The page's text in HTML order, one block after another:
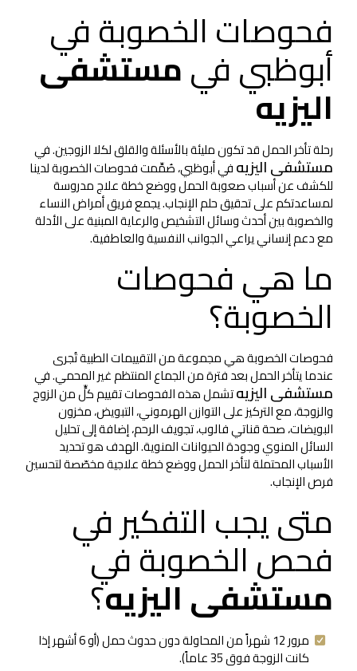
فحوصات الخصوبة في
أبوظبي فيمستشفى
اليزيه
رحلة تأخر الحمل قد تكون مليئة بالأسئلة والقلق لكلا الزوجين. في
مستشفى اليزيهفي أبوظبي، صُمِّمت فحوصات الخصوبة لدينا
للكشف عن أسباب صعوبة الحمل ووضع خطة علاج مدروسة
لمساعدتكم على تحقيق حلم الإنجاب. يجمع فريق أمراض النساء
والخصوبة بين أحدث وسائل التشخيص والرعاية المبنية على الأدلة
مع دعم إنساني يراعي الجوانب النفسية والعاطفية.
ما هي فحوصات
الخصوبة؟
فحوصات الخصوبة هي مجموعة من التقييمات الطبية تُجرى
عندما يتأخر الحمل بعد فترة من الجماع المنتظم غير المحمي. في
مستشفى اليزيهتشمل هذه الفحوصات تقييم كلٍّ من الزوج
والزوجة، مع التركيز على التوازن الهرموني، التبويض، مخزون
البويضات، صحة قناتي فالوب، تجويف الرحم، إضافة إلى تحليل
السائل المنوي وجودة الحيوانات المنوية. الهدف هو تحديد
الأسباب المحتملة لتأخر الحمل ووضع خطة علاجية مخصّصة لتحسين
فرص الإنجاب.
متى يجب التفكير في
فحص الخصوبة في
مستشفى اليزيه؟
مرور 12 شهراً من المحاولة دون حدوث حمل (أو 6 أشهر إذا
كانت الزوجة فوق 35 عاماً).